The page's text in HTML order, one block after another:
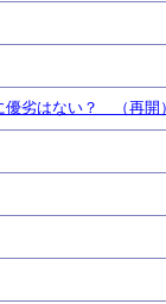
優劣はない？ （再開